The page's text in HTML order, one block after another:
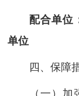
配合单位
单位
四、保障
（一） 加